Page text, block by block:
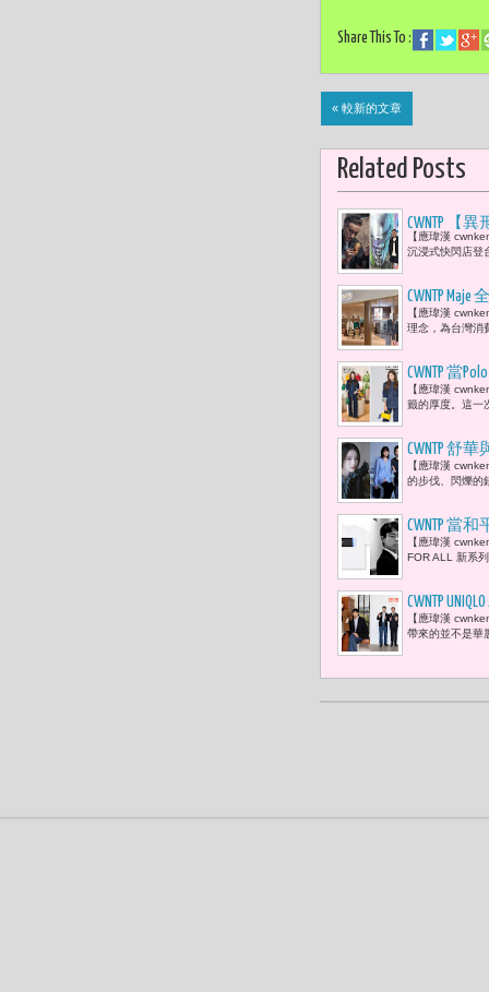
Share This To :
« 較新的文章
Related Posts
CWNTP 【
直是《異
【應瑋漢
沉浸式快閃店登
CWNTP
【應瑋漢
理念，為台灣消
CWNTP 當
【應瑋漢
籤的厚度。這一
CWNTP 舒
【應瑋漢
的步伐、閃爍的
CWNTP 當
組織 包括
【應瑋漢
FOR ALL 新系
CWNTP
很愜意。
【應瑋漢
帶來的並不是華